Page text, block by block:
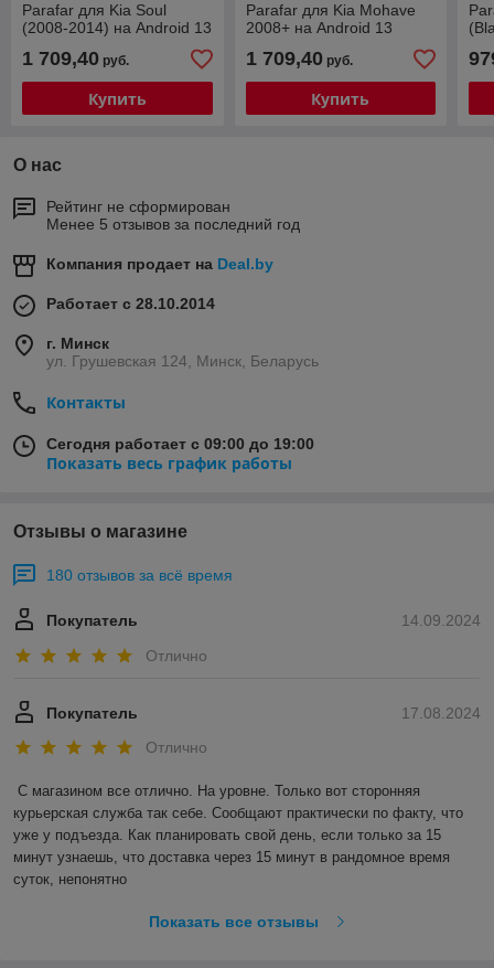
Parafar для Kia Soul
(2008-2014) на Android 13
(PF528UHD-Low)
1 709,40 руб.
Купить
Parafar для Kia Mohave
2008+ на Android 13
(PF227UHD-Low)
1 709,40руб.
Купить
О нас
Рейтинг не сформирован
Менее 5 отзывов за последний год
Компания продает на Deal.by
Работает с 28.10.2014
г. Минск
ул. Грушевская 124, Минск, Беларусь
Контакты
Сегодня работает с 09:00 до 19:00
Показать весь график работы
Отзывы о магазине
180 отзывов за всё время
14.09.2024
Покупатель
Отлично
17.08.2024
Покупатель
Отлично
С магазином все отлично. На уровне. Только вот сторонняя
курьерская служба так себе. Сообщают практически по факту, что
уже у подъезда. Как планировать свой день, если только за 15
минут узнаешь, что доставка через 15 минут в рандомное время
суток, непонятно
Показать все отзывы